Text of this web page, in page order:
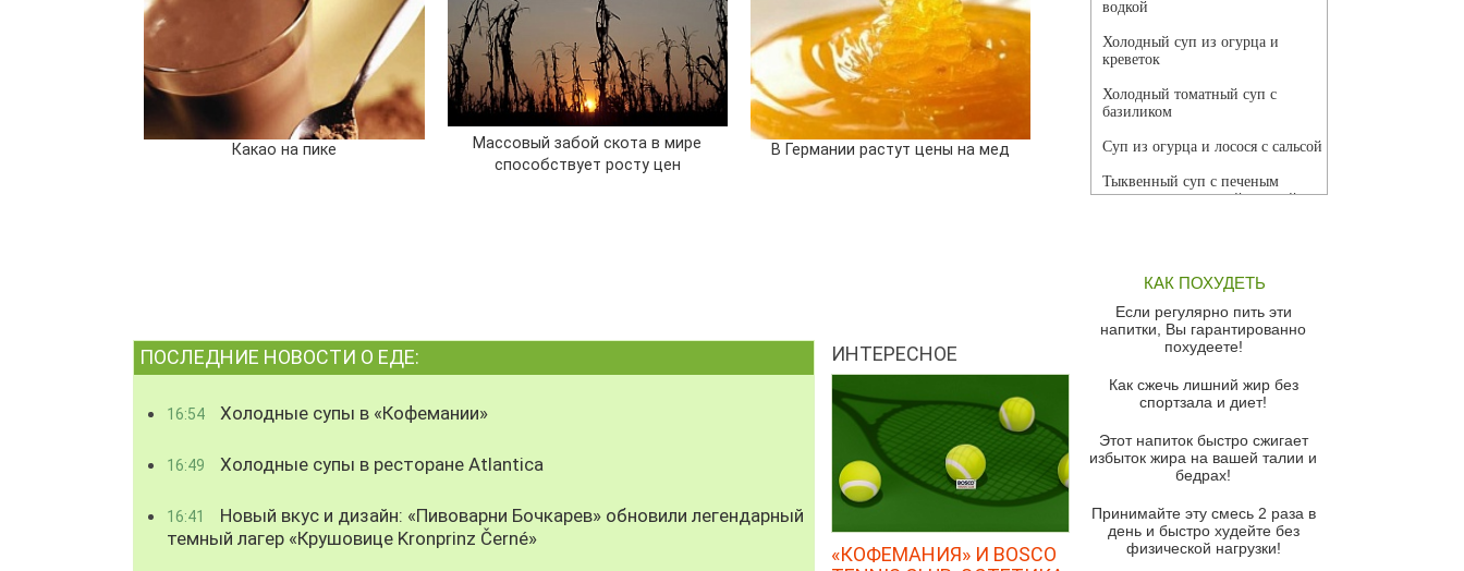
Какао на пике
Массовый забой скота в мире
способствует росту цен
В Германии растут цены на мед
ПОСЛЕДНИЕ НОВОСТИ О ЕДЕ:
16:54 Холодные супы в «Кофемании»
16:49 Холодные супы в ресторане Atlantica
16:41
Новый вкус и дизайн: «Пивоварни Бочкарев» обновили легендарный
темный лагер «Крушовице Kronprinz Černé»
ИНТЕРЕСНОЕ
«КОФЕМАНИЯ» И BOSCO
водкой
Холодный суп из огурца и
креветок
Холодный томатный суп с
базиликом
Суп из огурца и лосося с сальсой
Тыквенный суп с печеным
чесноком и томатной сальсой
красного перца
Парижский луковый суп
Суп из спаржи и горошка с
Суп-крем из цветной капусты
Французский луковый суп
Суп из баклажанов с моцареллой
Грибной крем-суп с кростини с
козьим сыром
КАК ПОХУДЕТЬ
Если регулярно пить эти
напитки, Вы гарантированно
похудеете!
Как сжечь лишний жир без
спортзала и диет!
Этот напиток быстро сжигает
избыток жира на вашей талии и
бедрах!
Принимайте эту смесь 2 раза в
день и быстро худейте без
физической нагрузки!